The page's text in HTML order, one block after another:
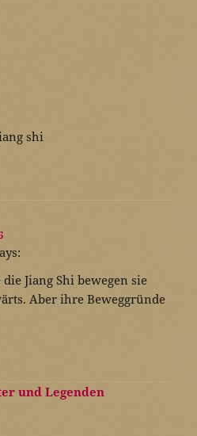
shi
Jiang Shi bewegen sie
Aber ihre Beweggründe
und Legenden